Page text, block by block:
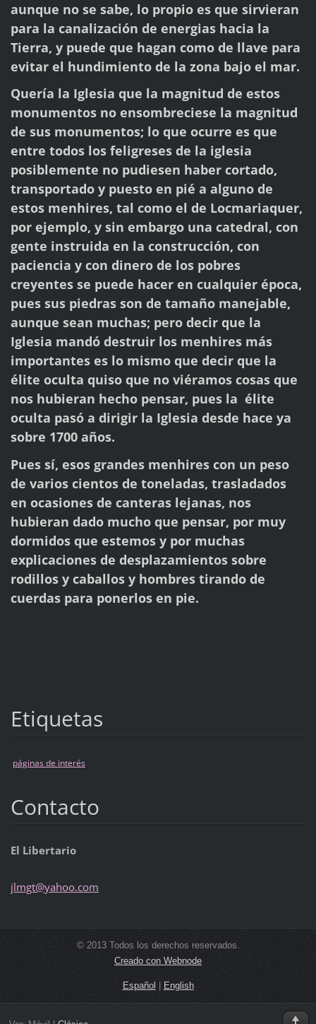
aunque no se sabe, lo propio es que sirvieran
para la canalización de energias hacia la
Tierra, y puede que hagan como de llave para
evitar el hundimiento de la zona bajo el mar.
Quería la Iglesia que la magnitud de estos
monumentos no ensombreciese la magnitud
de sus monumentos; lo que ocurre es que
entre todos los feligreses de la iglesia
posiblemente no pudiesen haber cortado,
transportado y puesto en pié a alguno de
estos menhires, tal como el de Locmariaquer,
por ejemplo, y sin embargo una catedral, con
gente instruida en la construcción, con
paciencia y con dinero de los pobres
creyentes se puede hacer en cualquier época,
pues sus piedras son de tamaño manejable,
aunque sean muchas; pero decir que la
Iglesia mandó destruir los menhires más
importantes es lo mismo que decir que la
élite oculta quiso que no viéramos cosas que
nos hubieran hecho pensar, pues la élite
oculta pasó a dirigir la Iglesia desde hace ya
sobre 1700 años.
Pues sí, esos grandes menhires con un peso
de varios cientos de toneladas, trasladados
en ocasiones de canteras lejanas, nos
hubieran dado mucho que pensar, por muy
dormidos que estemos y por muchas
explicaciones de desplazamientos sobre
rodillos y caballos y hombres tirando de
cuerdas para ponerlos en pie.
Etiquetas
páginas de interés
Contacto
El Libertario
jlmgt@yahoo.com
© 2013 Todos los derechos reservados.
Creado con Webnode
Español | English